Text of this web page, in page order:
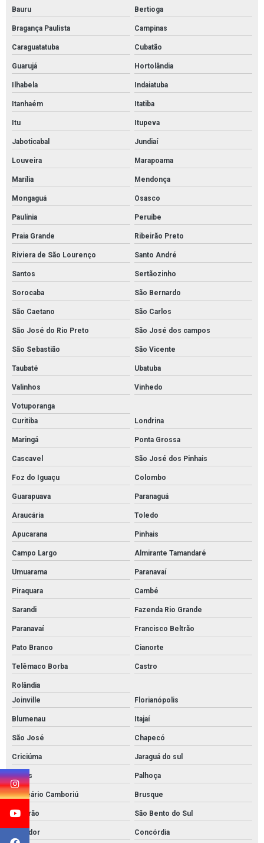
Bauru Bertioga
Bragança Paulista Campinas
Caraguatatuba Cubatão
Guarujá Hortolândia
Ilhabela Indaiatuba
Itanhaém Itatiba
Itu Itupeva
Jaboticabal Jundiaí
Louveira Marapoama
Marília Mendonça
Mongaguá Osasco
Paulínia Peruíbe
Praia Grande Ribeirão Preto
Riviera de São Lourenço Santo André
Santos Sertãozinho
Sorocaba São Bernardo
São Caetano São Carlos
São José do Rio Preto São José dos campos
São Sebastião São Vicente
Taubaté Ubatuba
Valinhos Vinhedo
Votuporanga
Curitiba
Londrina
Maringá Ponta Grossa
Cascavel São José dos Pinhais
Foz do Iguaçu Colombo
Guarapuava Paranaguá
Araucária Toledo
Apucarana Pinhais
Campo Largo Almirante Tamandaré
Umuarama Paranavaí
Piraquara Cambé
Sarandi Fazenda Rio Grande
Paranavaí Francisco Beltrão
Pato Branco Cianorte
Telêmaco Borba Castro
Rolândia
Joinville
Florianópolis
Blumenau Itajaí
São José Chapecó
Criciúma Jaraguá do sul
Lages Palhoça
Balneário Camboriú Brusque
Tubarão São Bento do Sul
Caçador Concórdia